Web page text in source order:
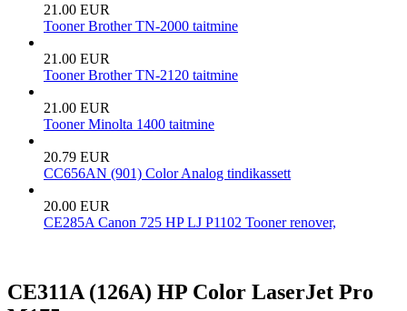
21.00 EUR
Tooner Brother TN-2000 taitmine
21.00 EUR
Tooner Brother TN-2120 taitmine
21.00 EUR
Tooner Minolta 1400 taitmine
20.79 EUR
CC656AN (901) Color Analog tindikassett
20.00 EUR
CE285A Canon 725 HP LJ P1102 Tooner renover,
CE311A (126A) HP Color LaserJet Pro